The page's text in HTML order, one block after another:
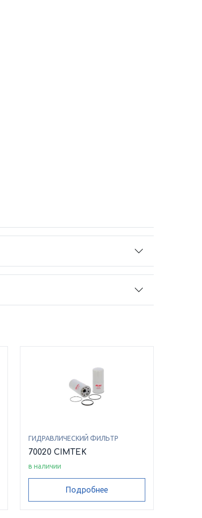
ГИДРАВЛИЧЕСКИЙ ФИЛЬТР
70020 CIMTEK
в наличии
Подробнее